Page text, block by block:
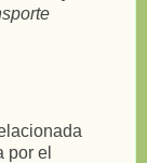
por el